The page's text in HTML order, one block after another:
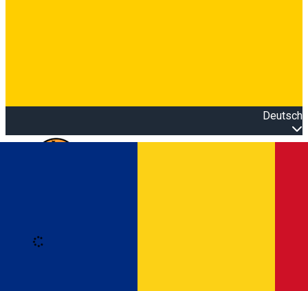
Deutsch